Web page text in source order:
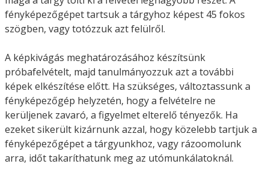
fényképezőgépet tartsuk a tárgyhoz képest 45 fokos
szögben, vagy totózzuk azt felülről.
A képkivágás meghatározásához készítsünk
próbafelvételt, majd tanulmányozzuk azt a további
képek elkészítése előtt. Ha szükséges, változtassunk a
fényképezőgép helyzetén, hogy a felvételre ne
kerüljenek zavaró, a figyelmet elterelő tényezők. Ha
ezeket sikerült kizárnunk azzal, hogy közelebb tartjuk a
fényképezőgépet a tárgyunkhoz, vagy rázoomolunk
arra, időt takaríthatunk meg az utómunkálatoknál.